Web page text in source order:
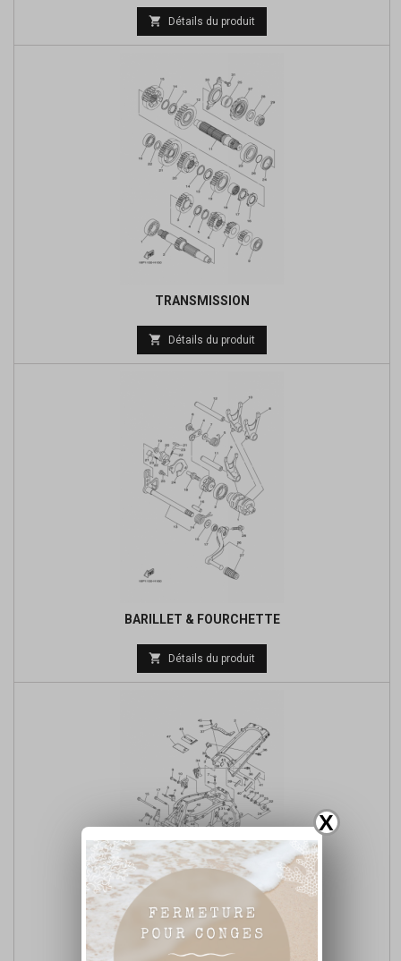
X
Prix
de
 Détails du produit
TRANSMISSION
Prix
de
 Détails du produit
BARILLET & FOURCHETTE
Prix
de
 Détails du produit
CADRE